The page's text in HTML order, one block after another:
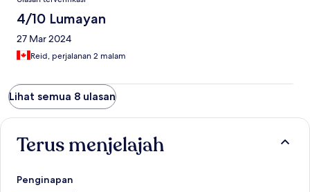
4/10 Lumayan
27 Mar 2024
Reid, perjalanan 2 malam
Lihat semua 8 ulasan
Terus menjelajah
Penginapan